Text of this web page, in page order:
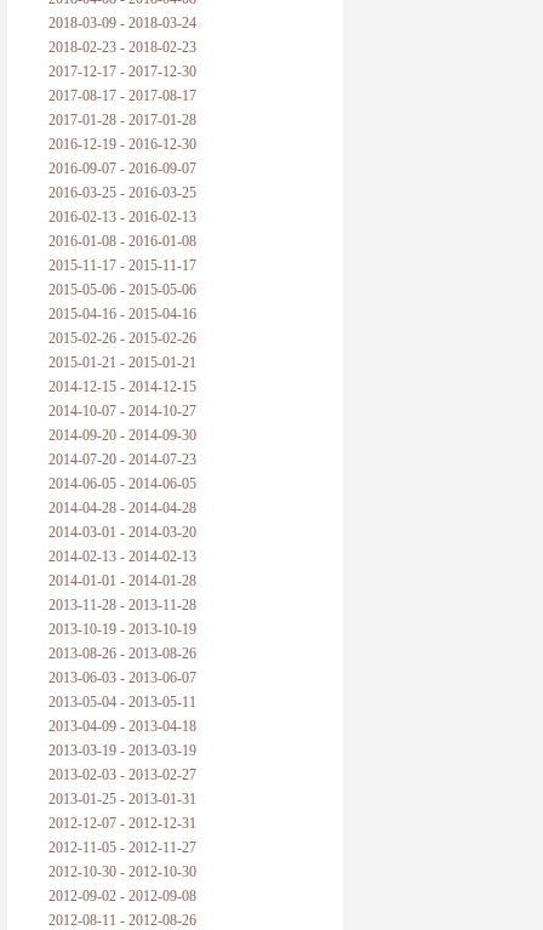
2018-03-09 - 2018-03-24
2018-02-23 - 2018-02-23
2017-12-17 - 2017-12-30
2017-08-17 - 2017-08-17
2017-01-28 - 2017-01-28
2016-12-19 - 2016-12-30
2016-09-07 - 2016-09-07
2016-03-25 - 2016-03-25
2016-02-13 - 2016-02-13
2016-01-08 - 2016-01-08
2015-11-17 - 2015-11-17
2015-05-06 - 2015-05-06
2015-04-16 - 2015-04-16
2015-02-26 - 2015-02-26
2015-01-21 - 2015-01-21
2014-12-15 - 2014-12-15
2014-10-07 - 2014-10-27
2014-09-20 - 2014-09-30
2014-07-20 - 2014-07-23
2014-06-05 - 2014-06-05
2014-04-28 - 2014-04-28
2014-03-01 - 2014-03-20
2014-02-13 - 2014-02-13
2014-01-01 - 2014-01-28
2013-11-28 - 2013-11-28
2013-10-19 - 2013-10-19
2013-08-26 - 2013-08-26
2013-06-03 - 2013-06-07
2013-05-04 - 2013-05-11
2013-04-09 - 2013-04-18
2013-03-19 - 2013-03-19
2013-02-03 - 2013-02-27
2013-01-25 - 2013-01-31
2012-12-07 - 2012-12-31
2012-11-05 - 2012-11-27
2012-10-30 - 2012-10-30
2012-09-02 - 2012-09-08
2012-08-11 - 2012-08-26